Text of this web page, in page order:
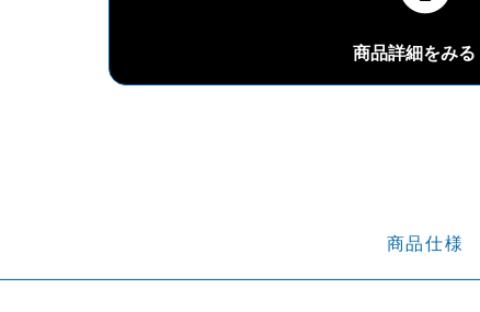
商品詳細をみる
商品仕様